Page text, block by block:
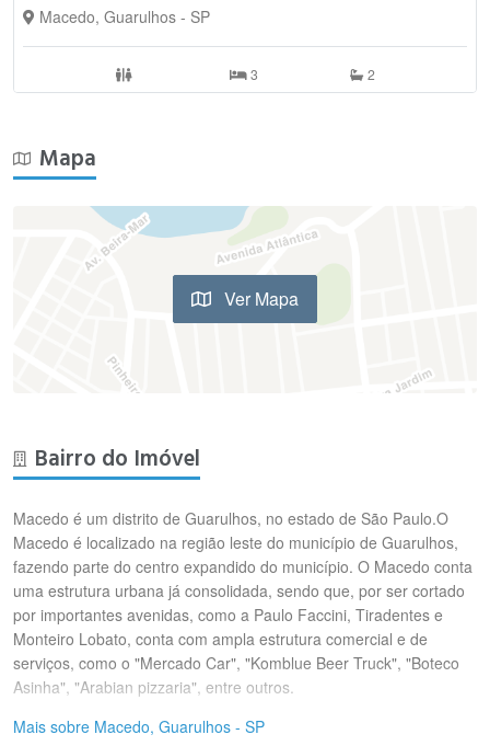
Macedo, Guarulhos - SP
3 2
Mapa
Ver Mapa
Bairro do Imóvel
Macedo é um distrito de Guarulhos, no estado de São Paulo.O
Macedo é localizado na região leste do município de Guarulhos,
fazendo parte do centro expandido do município. O Macedo conta
uma estrutura urbana já consolidada, sendo que, por ser cortado
por importantes avenidas, como a Paulo Faccini, Tiradentes e
Monteiro Lobato, conta com ampla estrutura comercial e de
serviços, como o "Mercado Car", "Komblue Beer Truck", "Boteco
Asinha", "Arabian pizzaria", entre outros.
Mais sobre Macedo, Guarulhos - SP